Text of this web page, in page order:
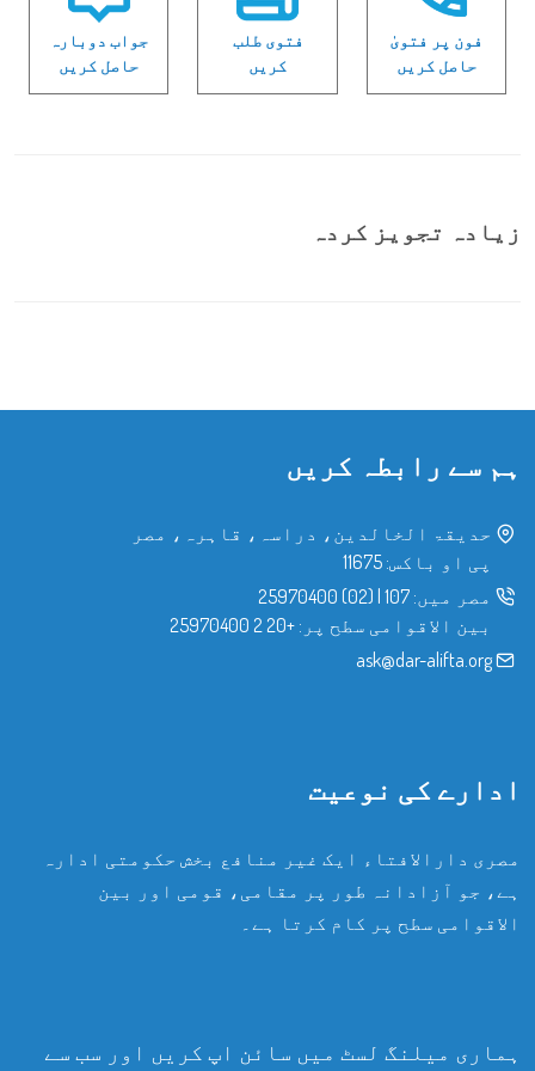
فون پر فتویٰ
حاصل کریں
فتوی طلب
کریں
جواب دوبارہ
حاصل کریں
زیادہ تجویز کردہ
ہم سے رابطہ کریں
حدیقۃ الخالدین، دراسہ، قاہرہ، مصر
پی او باکس: 11675
مصر میں: 107
|
(02) 25970400
بین الاقوامی سطح پر: +20 2 25970400
ask@dar-alifta.org
ادارے کی نوعیت
مصری دارالافتاء ایک غیر منافع بخش حکومتی ادارہ
ہے، جو آزادانہ طور پر مقامی، قومی اور بین
الاقوامی سطح پر کام کرتا ہے۔
ہماری میلنگ لسٹ میں سائن اپ کریں اور سب سے